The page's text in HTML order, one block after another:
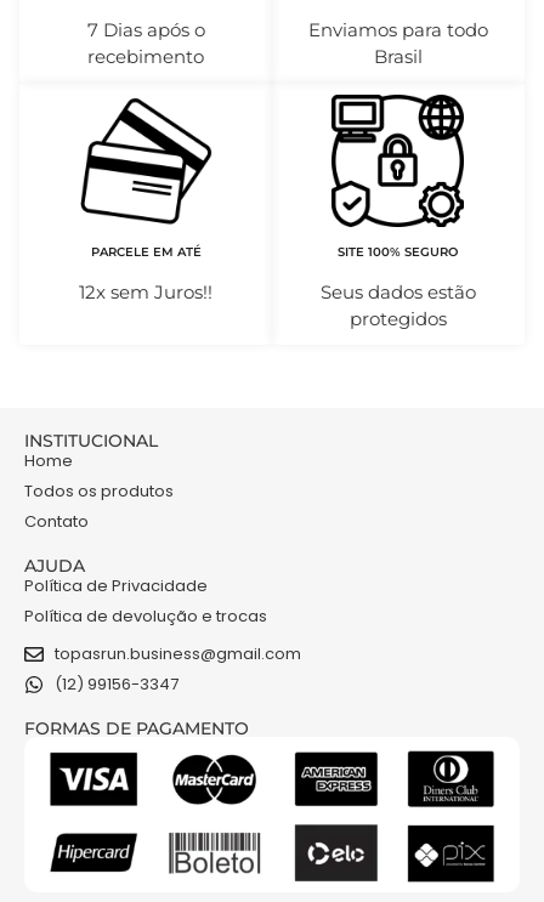
7 Dias após o
recebimento
Enviamos para todo
Brasil
PARCELE EM ATÉ
12x sem Juros!!
SITE 100% SEGURO
Seus dados estão
protegidos
INSTITUCIONAL
Home
Todos os produtos
Contato
AJUDA
Política de Privacidade
Política de devolução e trocas
topasrun.business@gmail.com
(12) 99156-3347
FORMAS DE PAGAMENTO